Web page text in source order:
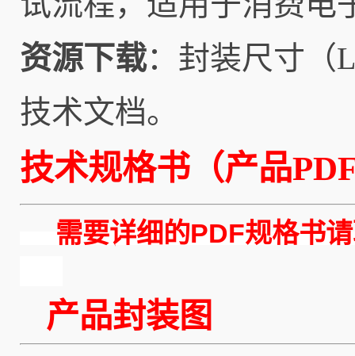
资源下载：封装尺寸（
技术文档。
技术规格书（产品
需要详细的PDF规格书请
产品封装图